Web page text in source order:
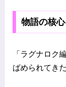
物語の核
「ラグナロク
ばめられてき